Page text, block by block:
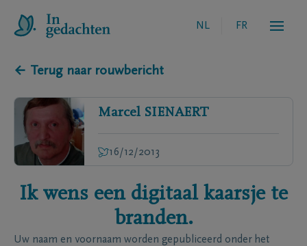
NL FR
← Terug naar rouwbericht
Marcel SIENAERT
16/12/2013
Ik wens een digitaal kaarsje te
branden.
Uw naam en voornaam worden gepubliceerd onder het